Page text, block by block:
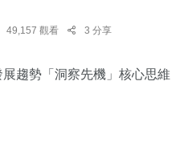
49,157 觀看 3 分享